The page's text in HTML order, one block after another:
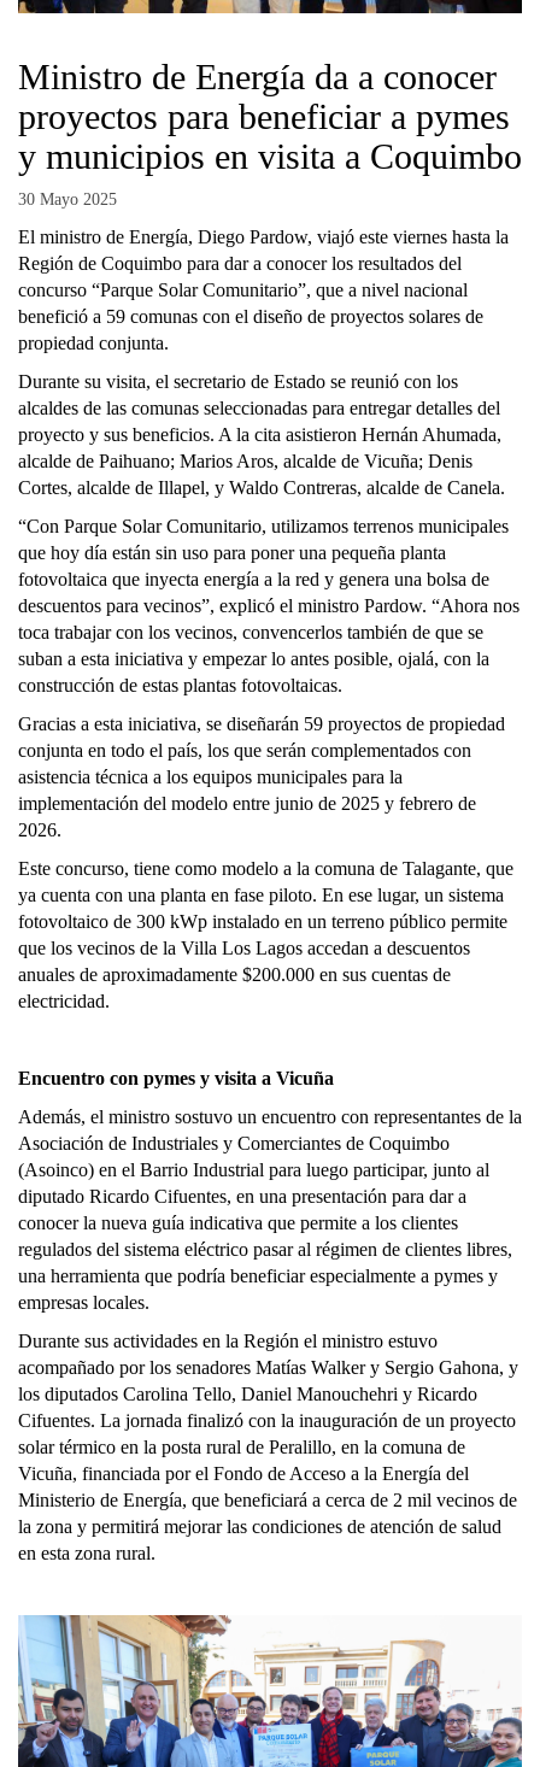
Ministro de Energía da a conocer
proyectos para beneficiar a pymes
y municipios en visita a Coquimbo
30 Mayo 2025
El ministro de Energía, Diego Pardow, viajó este viernes hasta la
Región de Coquimbo para dar a conocer los resultados del
concurso “Parque Solar Comunitario”, que a nivel nacional
benefició a 59 comunas con el diseño de proyectos solares de
propiedad conjunta.
Durante su visita, el secretario de Estado se reunió con los
alcaldes de las comunas seleccionadas para entregar detalles del
proyecto y sus beneficios. A la cita asistieron Hernán Ahumada,
alcalde de Paihuano; Marios Aros, alcalde de Vicuña; Denis
Cortes, alcalde de Illapel, y Waldo Contreras, alcalde de Canela.
“Con Parque Solar Comunitario, utilizamos terrenos municipales
que hoy día están sin uso para poner una pequeña planta
fotovoltaica que inyecta energía a la red y genera una bolsa de
descuentos para vecinos”, explicó el ministro Pardow. “Ahora nos
toca trabajar con los vecinos, convencerlos también de que se
suban a esta iniciativa y empezar lo antes posible, ojalá, con la
construcción de estas plantas fotovoltaicas.
Gracias a esta iniciativa, se diseñarán 59 proyectos de propiedad
conjunta en todo el país, los que serán complementados con
asistencia técnica a los equipos municipales para la
implementación del modelo entre junio de 2025 y febrero de
2026.
Este concurso, tiene como modelo a la comuna de Talagante, que
ya cuenta con una planta en fase piloto. En ese lugar, un sistema
fotovoltaico de 300 kWp instalado en un terreno público permite
que los vecinos de la Villa Los Lagos accedan a descuentos
anuales de aproximadamente $200.000 en sus cuentas de
electricidad.
Encuentro con pymes y visita a Vicuña
Además, el ministro sostuvo un encuentro con representantes de la
Asociación de Industriales y Comerciantes de Coquimbo
(Asoinco) en el Barrio Industrial para luego participar, junto al
diputado Ricardo Cifuentes, en una presentación para dar a
conocer la nueva guía indicativa que permite a los clientes
regulados del sistema eléctrico pasar al régimen de clientes libres,
una herramienta que podría beneficiar especialmente a pymes y
empresas locales.
Durante sus actividades en la Región el ministro estuvo
acompañado por los senadores Matías Walker y Sergio Gahona, y
los diputados Carolina Tello, Daniel Manouchehri y Ricardo
Cifuentes. La jornada finalizó con la inauguración de un proyecto
solar térmico en la posta rural de Peralillo, en la comuna de
Vicuña, financiada por el Fondo de Acceso a la Energía del
Ministerio de Energía, que beneficiará a cerca de 2 mil vecinos de
la zona y permitirá mejorar las condiciones de atención de salud
en esta zona rural.